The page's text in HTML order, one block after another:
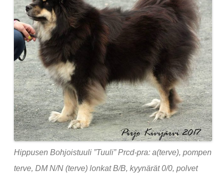
Hippusen Bohjoistuuli ”Tuuli” Prcd-pra: a(terve), pompen
terve, DM N/N (terve) lonkat B/B, kyynärät 0/0, polvet